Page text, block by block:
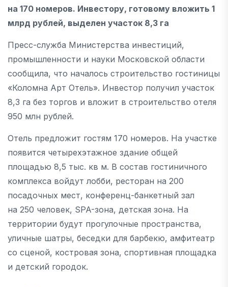
на 170 номеров. Инвестору, готовому вложить 1
млрд рублей, выделен участок 8,3 га
Пресс-служба Министерства инвестиций,
промышленности и науки Московской области
сообщила, что началось строительство гостиницы
«Коломна Арт Отель». Инвестор получил участок
8,3 га без торгов и вложит в строительство отеля
950 млн рублей.
Отель предложит гостям 170 номеров. На участке
появится четырехэтажное здание общей
площадью 8,5 тыс. кв м. В состав гостиничного
комплекса войдут лобби, ресторан на 200
посадочных мест, конференц-банкетный зал
на 250 человек, SPA-зона, детская зона. На
территории будут прогулочные пространства,
уличные шатры, беседки для барбекю, амфитеатр
со сценой, костровая зона, спортивная площадка
и детский городок.